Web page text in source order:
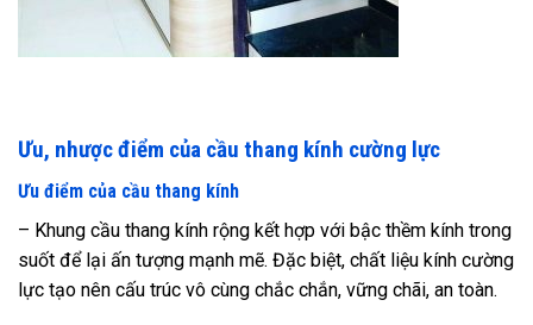
Ưu, nhược điểm của cầu thang kính cường lực
Ưu điểm của cầu thang kính
– Khung cầu thang kính rộng kết hợp với bậc thềm kính trong
suốt để lại ấn tượng mạnh mẽ. Đặc biệt, chất liệu kính cường
lực tạo nên cấu trúc vô cùng chắc chắn, vững chãi, an toàn.